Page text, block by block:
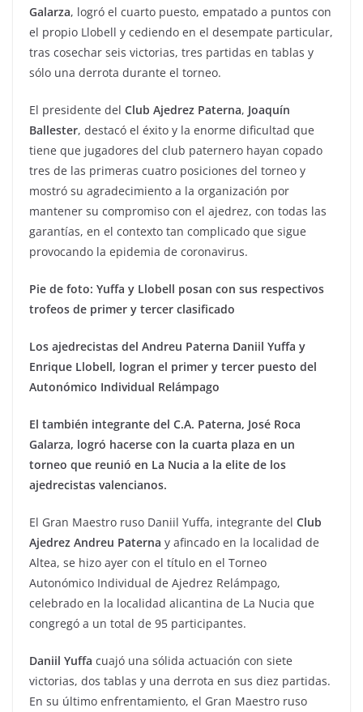
Galarza, logró el cuarto puesto, empatado a puntos con
el propio Llobell y cediendo en el desempate particular,
tras cosechar seis victorias, tres partidas en tablas y
sólo una derrota durante el torneo.
El presidente del Club Ajedrez Paterna, Joaquín
Ballester, destacó el éxito y la enorme dificultad que
tiene que jugadores del club paternero hayan copado
tres de las primeras cuatro posiciones del torneo y
mostró su agradecimiento a la organización por
mantener su compromiso con el ajedrez, con todas las
garantías, en el contexto tan complicado que sigue
provocando la epidemia de coronavirus.
Pie de foto: Yuffa y Llobell posan con sus respectivos
trofeos de primer y tercer clasificado
Los ajedrecistas del Andreu Paterna Daniil Yuffa y
Enrique Llobell, logran el primer y tercer puesto del
Autonómico Individual Relámpago
El también integrante del C.A. Paterna, José Roca
Galarza, logró hacerse con la cuarta plaza en un
torneo que reunió en La Nucia a la elite de los
ajedrecistas valencianos.
El Gran Maestro ruso Daniil Yuffa, integrante del Club
Ajedrez Andreu Paterna y afincado en la localidad de
Altea, se hizo ayer con el título en el Torneo
Autonómico Individual de Ajedrez Relámpago,
celebrado en la localidad alicantina de La Nucia que
congregó a un total de 95 participantes.
Daniil Yuffa cuajó una sólida actuación con siete
victorias, dos tablas y una derrota en sus diez partidas.
En su último enfrentamiento, el Gran Maestro ruso